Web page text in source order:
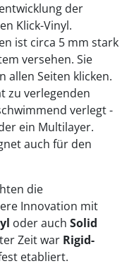
der
Klick-Vinyl.
ist circa 5 mm stark
versehen. Sie
allen Seiten klicken.
zu verlegenden
verlegt -
ein Multilayer.
auch für den
die
Innovation mit
oder auch Solid
Zeit war Rigid-
etabliert.